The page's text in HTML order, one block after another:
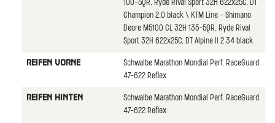
100-5QR, Ryde Rival Sport 32H 622x25C, DT
Champion 2.0 black \ KTM Line - Shimano
Deore M5100 CL 32H 135-5QR, Ryde Rival
Sport 32H 622x25C, DT Alpine II 2.34 black
REIFEN VORNE
Schwalbe Marathon Mondial Perf. RaceGuard
47-622 Reflex
REIFEN HINTEN
Schwalbe Marathon Mondial Perf. RaceGuard
47-622 Reflex